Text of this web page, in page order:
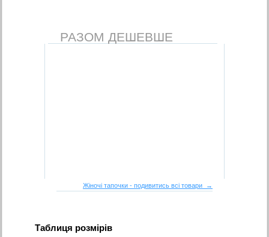
РАЗОМ ДЕШЕВШЕ
Жіночі тапочки - подивитись всі товари →
Таблиця розмірів